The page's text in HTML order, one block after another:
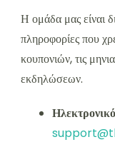
Η ομάδα μας είναι
πληροφορίες που
κουπονιών, τις
εκδηλώσεων.